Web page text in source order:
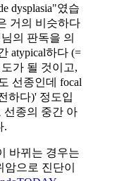
dysplasia"였습
거의 비슷하다
의 판독을 의
atypical하다 (=
가 될 것이고,
선종인데 focal
하다)' 정도입
선종의 중간 아
.
바뀌는 경우는
으로 진단이